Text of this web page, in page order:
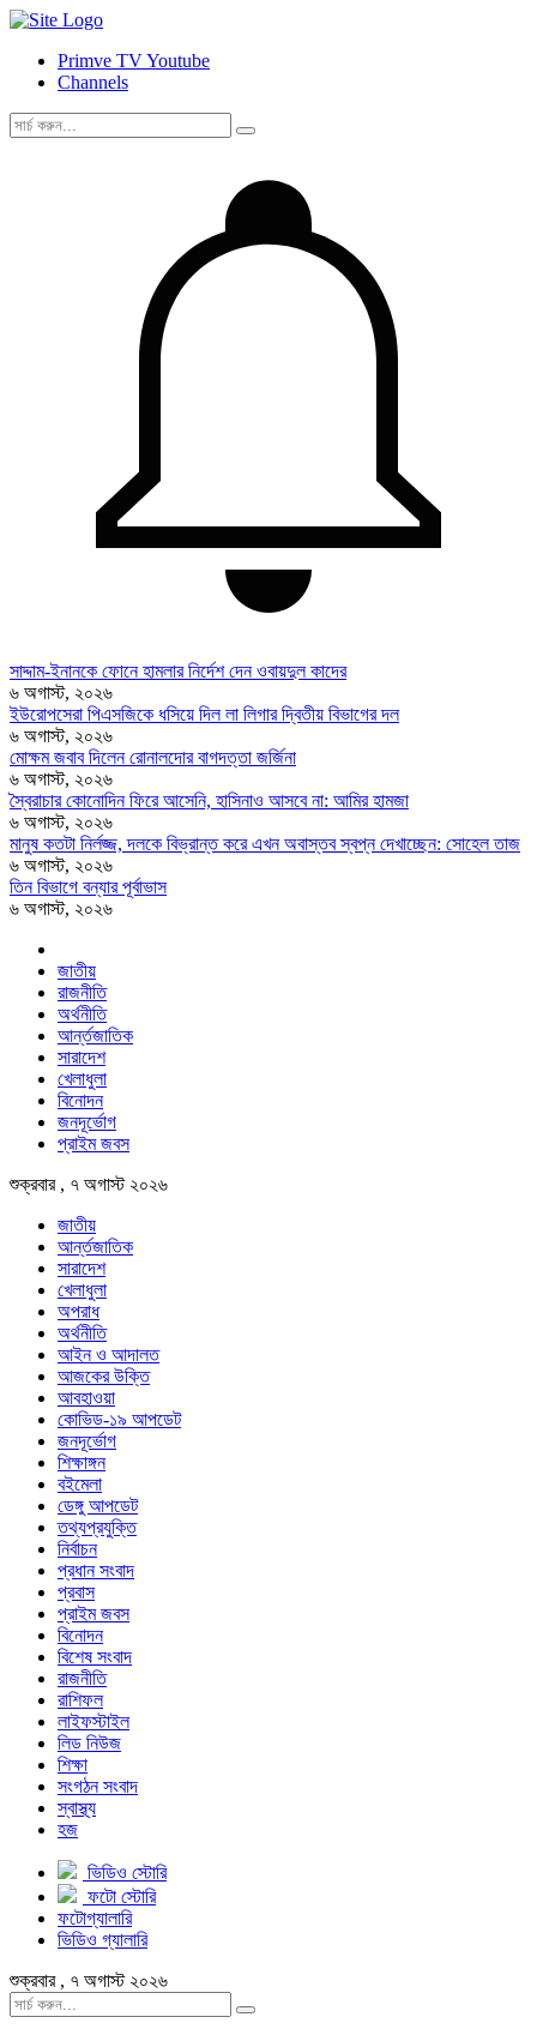
Primve TV Youtube
Channels
সাদ্দাম-ইনানকে ফোনে হামলার নির্দেশ দেন ওবায়দুল কাদের
৬ অগাস্ট, ২০২৬
ইউরোপসেরা পিএসজিকে ধসিয়ে দিল লা লিগার দ্বিতীয় বিভাগের দল
৬ অগাস্ট, ২০২৬
মোক্ষম জবাব দিলেন রোনালদোর বাগদত্তা জর্জিনা
৬ অগাস্ট, ২০২৬
স্বৈরাচার কোনোদিন ফিরে আসেনি, হাসিনাও আসবে না: আমির হামজা
৬ অগাস্ট, ২০২৬
মানুষ কতটা নির্লজ্জ, দলকে বিভ্রান্ত করে এখন অবাস্তব স্বপ্ন দেখাচ্ছেন: সোহেল তাজ
৬ অগাস্ট, ২০২৬
তিন বিভাগে বন্যার পূর্বাভাস
৬ অগাস্ট, ২০২৬
জাতীয়
রাজনীতি
অর্থনীতি
আর্ন্তজাতিক
সারাদেশ
খেলাধুলা
বিনোদন
জনদূর্ভোগ
প্রাইম জবস
শুক্রবার , ৭ অগাস্ট ২০২৬
জাতীয়
আর্ন্তজাতিক
সারাদেশ
খেলাধুলা
অপরাধ
অর্থনীতি
আইন ও আদালত
আজকের উক্তি
আবহাওয়া
কোভিড-১৯ আপডেট
জনদূর্ভোগ
শিক্ষাঙ্গন
বইমেলা
ডেঙ্গু আপডেট
তথ্যপ্রযুক্তি
নির্বাচন
প্রধান সংবাদ
প্রবাস
প্রাইম জবস
বিনোদন
বিশেষ সংবাদ
রাজনীতি
রাশিফল
লাইফস্টাইল
লিড নিউজ
শিক্ষা
সংগঠন সংবাদ
স্বাস্থ্য
হজ
ভিডিও স্টোরি
ফটো স্টোরি
ফটোগ্যালারি
ভিডিও গ্যালারি
শুক্রবার , ৭ অগাস্ট ২০২৬